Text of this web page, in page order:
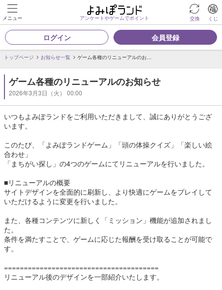
メニュー アンケートやゲームでポイント 交換 くじ
ログイン 会員登録
トップページ お知らせ一覧 ゲーム各種のリニューアルのお…
ゲーム各種のリニューアルのお知らせ
2026年3月3日（火） 00:00
いつもよみぽランドをご利用いただきまして、誠にありがとうござ
います。
このたび、「よみぽランドゲーム」「頭の体操クイズ」「楽しい絵
合わせ」
「まちがい探し」の4つのゲームにてリニューアルを行いました。
■リニューアルの概要
サイトデザインを全面的に刷新し、より快適にゲームをプレイして
いただけるように変更を行いました。
また、各種コンテンツに新しく「ミッション」機能が追加されまし
た。
条件を満たすことで、ゲームに応じた報酬を受け取ることが可能で
す。
=======================================
リニューアル後のデザインを一部紹介いたします。